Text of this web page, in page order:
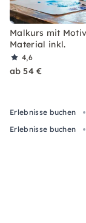
Malkurs mit
Material inkl.
4,6
ab 54 €
Erlebnisse buchen
Erlebnisse buchen